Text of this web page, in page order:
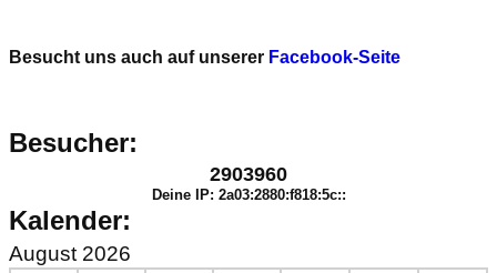
Besucht uns auch auf unserer Facebook-Seite
Besucher:
2903960
Deine IP: 2a03:2880:f818:5c::
Kalender:
August 2026